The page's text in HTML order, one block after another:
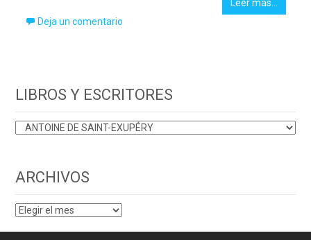
Leer más…
Deja un comentario
LIBROS Y ESCRITORES
LIBROS
ARCHIVOS
ARCHIVOS